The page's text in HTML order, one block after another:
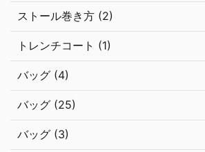
ストール巻き方 (2)
トレンチコート (1)
バッグ (4)
バッグ (25)
バッグ (3)